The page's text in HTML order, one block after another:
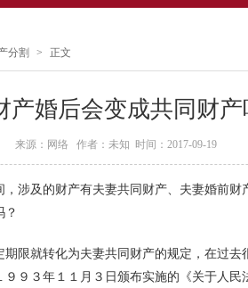
分割 > 正文
产婚后会变成共同财产
来源：网络 作者：未知 时间：2017-09-19
及的财产有夫妻共同财产、夫妻婚前财
？
就转化为夫妻共同财产的规定，在过去
９３年１１月３日颁布实施的《关于人民